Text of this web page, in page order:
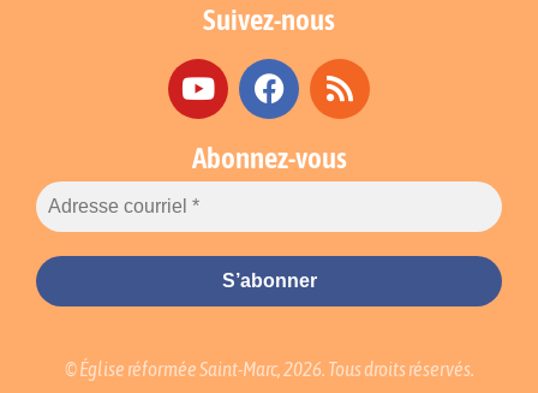
Suivez-nous
Abonnez-vous
© Église réformée Saint-Marc, 2026. Tous droits réservés.